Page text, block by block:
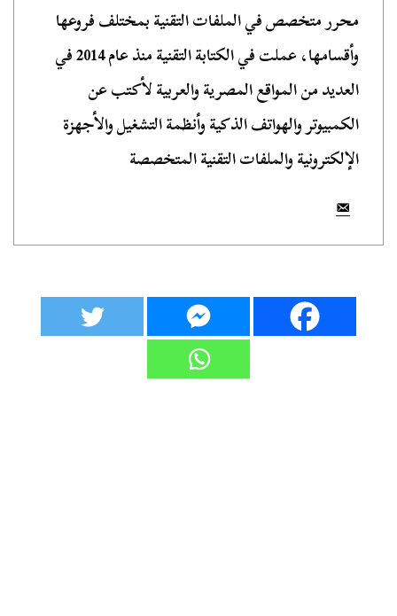
محرر متخصص في الملفات التقنية بمختلف فروعها
وأقسامها، عملت في الكتابة التقنية منذ عام 2014 في
العديد من المواقع المصرية والعربية لأكتب عن
الكمبيوتر والهواتف الذكية وأنظمة التشغيل والأجهزة
الإلكترونية والملفات التقنية المتخصصة